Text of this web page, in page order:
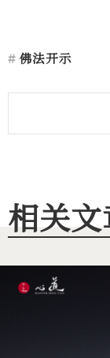
佛法开示
相关